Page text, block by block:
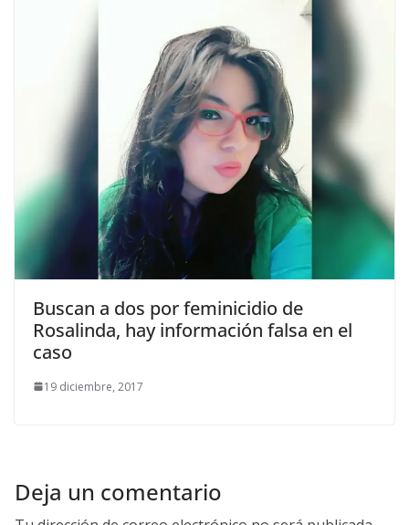
Buscan a dos por feminicidio de
Rosalinda, hay información falsa en el
caso
19 diciembre, 2017
Deja un comentario